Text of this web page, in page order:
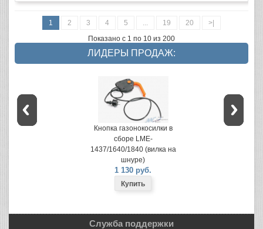
1 2 3 4 5 ... 19 20
>|
Показано с 1 по 10 из 200
ЛИДЕРЫ ПРОДАЖ:
Кнопка газонокосилки в
сборе LME-
1437/1640/1840 (вилка на
шнуре)
1 130 руб.
Служба поддержки